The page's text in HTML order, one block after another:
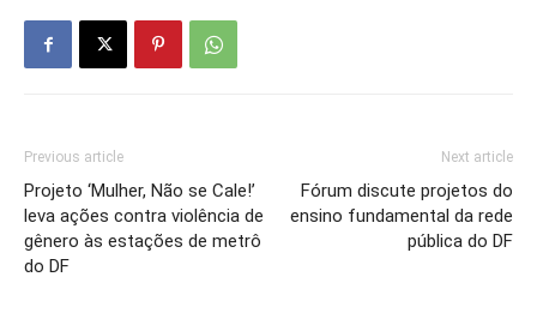
Previous article
Projeto ‘Mulher, Não se Cale!’
leva ações contra violência de
gênero às estações de metrô
do DF
Next article
Fórum discute projetos do
ensino fundamental da rede
pública do DF